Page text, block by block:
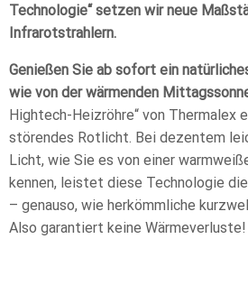
Technologie“ setzen wir neue
Infrarotstrahlern.
Genießen Sie ab sofort ein
wie von der wärmenden
Hightech-Heizröhre“ von Thermalex
störendes Rotlicht. Bei dezentem
Licht, wie Sie es von einer
kennen, leistet diese Technologie
– genauso, wie herkömmliche
Also garantiert keine Wärmeverluste!